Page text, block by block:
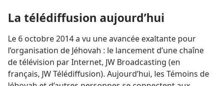
La télédiffusion aujourd’hui
Le 6 octobre 2014 a vu une avancée exaltante pour
l’organisation de Jéhovah : le lancement d’une chaîne
de télévision par Internet, JW Broadcasting (en
français, JW Télédiffusion). Aujourd’hui, les Témoins de